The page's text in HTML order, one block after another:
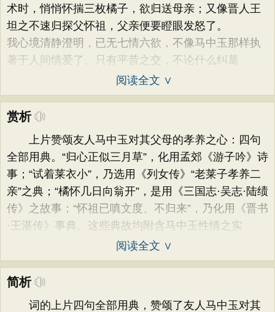
术时，悄悄怀揣三枚橘子，欲归送母亲；又像晋人王
坦之不速归探父怀祖，父亲便要瞪眼发怒了。
我心境清静澄明，已无七情六欲，不像马中玉那样执
著于人间情爱了。只有平昔之交，不论什么纠葛
阅读全文 ∨
赏析
上片赞颂友人马中玉对其父母的孝养之心：四句
全部用典。“归心正似三月草”，化用孟郊《游子吟》诗
事；“试着莱衣小”，乃选用《列女传》“老莱子孝养二
亲”之典；“橘怀几日向翁开”，是用《三国志·吴志·陆绩
传》之故事；“怀祖已嗔文度、不归来”，乃化用《晋书
·王湛传》事典。这些典故均附含马中玉性情之实
阅读全文 ∨
简析
词的上片四句全部用典，赞颂了友人马中玉对其